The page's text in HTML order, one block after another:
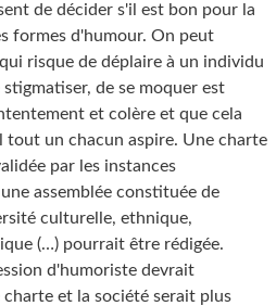
de décider s'il est bon pour la
formes d'humour. On peut
risque de déplaire à un individu
de se moquer est
et colère et que cela
tout un chacun aspire. Une charte
par les instances
assemblée constituée de
culturelle, ethnique,
(…) pourrait être rédigée.
d'humoriste devrait
et la société serait plus